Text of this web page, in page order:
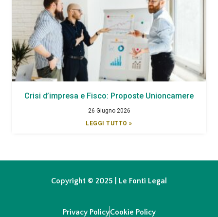
Crisi d’impresa e Fisco: Proposte Unioncamere
26 Giugno 2026
LEGGI TUTTO »
Copyright © 2025 | Le Fonti Legal
Privacy PolicyCookie Policy